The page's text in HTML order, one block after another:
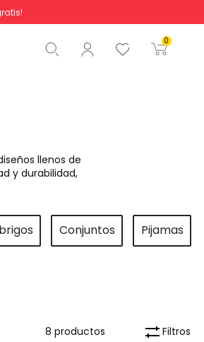
0
0,00 €
pedido
llenos de
y durabilidad,
Conjuntos Pijamas
Filtros
8 productos